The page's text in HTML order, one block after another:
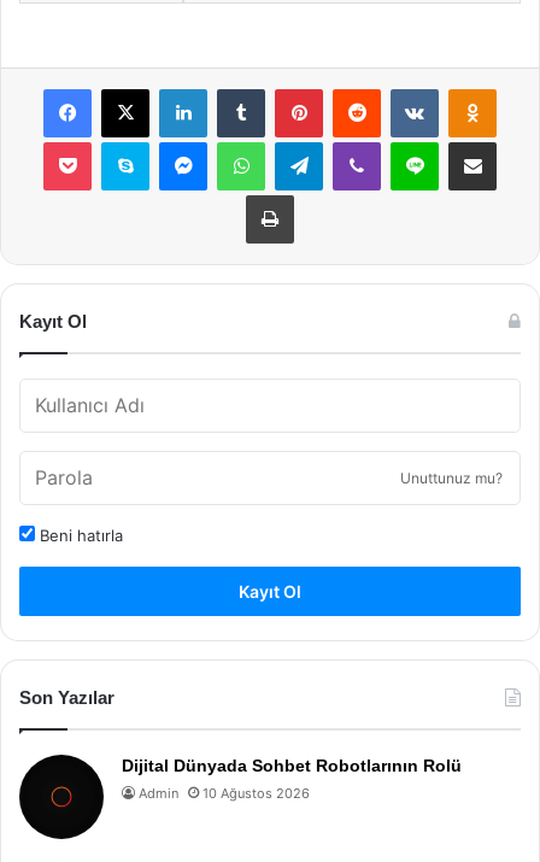
Facebook
X LinkedInTumblr PinterestReddit VKontakte
Pocket Skype MessengerWhatsAppTelegramViber Line E-Posta ile
Yazdır
Kayıt Ol
Unuttunuz mu?
Beni hatırla
Kayıt Ol
Son Yazılar
Dijital Dünyada Sohbet Robotlarının Rolü
Admin 10 Ağustos 2026